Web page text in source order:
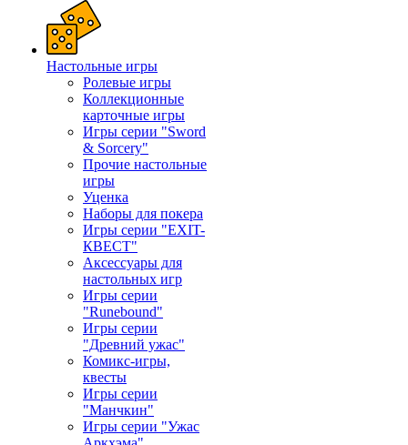
Настольные игры
Ролевые игры
Коллекционные
карточные игры
Игры серии "Sword
& Sorcery"
Прочие настольные
игры
Уценка
Наборы для покера
Игры серии "EXIT-
КВЕСТ"
Аксессуары для
настольных игр
Игры серии
"Runebound"
Игры серии
"Древний ужас"
Комикс-игры,
квесты
Игры серии
"Манчкин"
Игры серии "Ужас